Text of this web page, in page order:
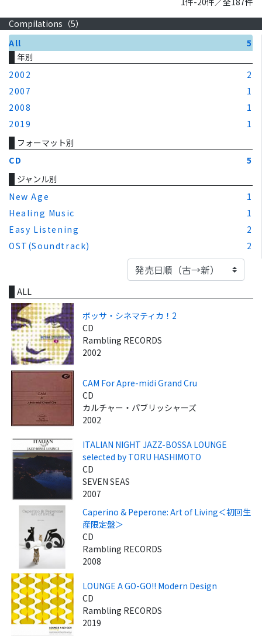
Compilations（5）
All
5
年別
2002
2
2007
1
2008
1
2019
1
フォーマット別
CD
5
ジャンル別
New Age
1
Healing Music
1
Easy Listening
2
OST(Soundtrack)
2
ALL
ボッサ・シネマティカ！2
CD
Rambling RECORDS
2002
CAM For Apre-midi Grand Cru
CD
カルチャー・パブリッシャーズ
2002
ITALIAN NIGHT JAZZ-BOSSA LOUNGE
selected by TORU HASHIMOTO
CD
SEVEN SEAS
2007
Caperino & Peperone: Art of Living＜初回生
産限定盤＞
CD
Rambling RECORDS
2008
LOUNGE A GO-GO!! Modern Design
CD
Rambling RECORDS
2019